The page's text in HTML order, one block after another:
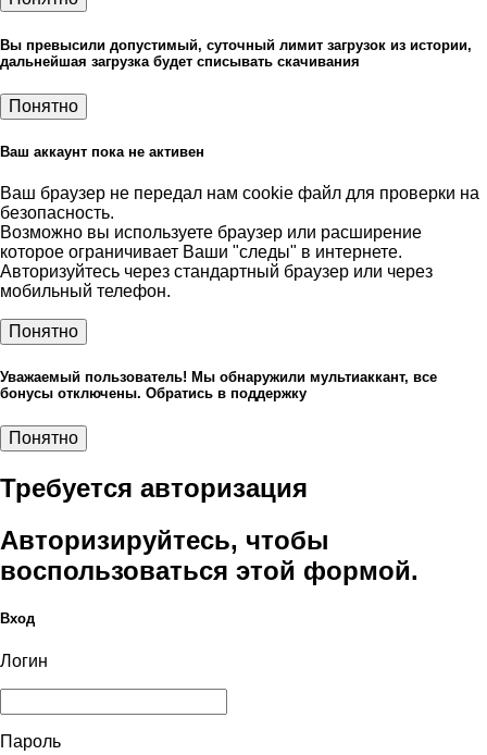
Вы превысили допустимый, суточный лимит загрузок из истории,
дальнейшая загрузка будет списывать скачивания
Понятно
Ваш аккаунт пока не активен
Ваш браузер не передал нам cookie файл для проверки на
безопасность.
Возможно вы используете браузер или расширение
которое ограничивает Ваши "следы" в интернете.
Авторизуйтесь через стандартный браузер или через
мобильный телефон.
Понятно
Уважаемый пользователь! Мы обнаружили мультиаккант, все
бонусы отключены. Обратись в поддержку
Понятно
Требуется авторизация
Авторизируйтесь, чтобы
воспользоваться этой формой.
Вход
Логин
Пароль